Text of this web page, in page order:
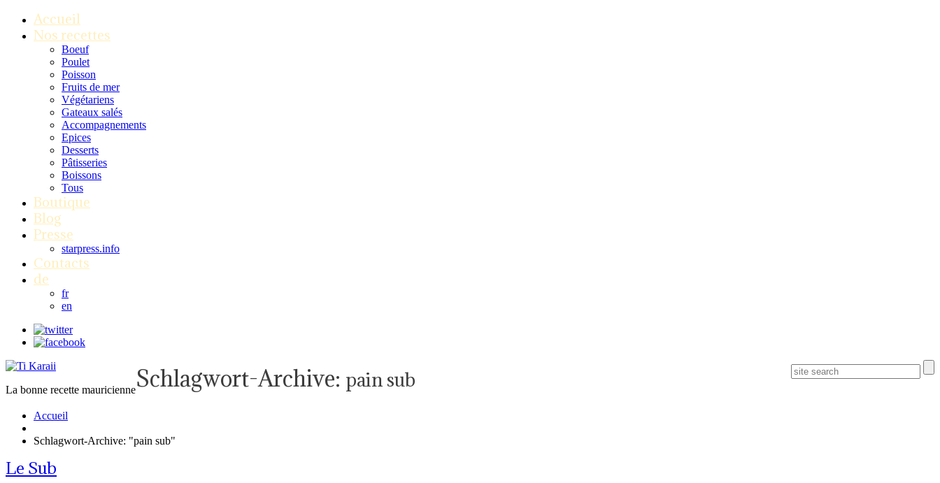
Accueil
Nos recettes
Boeuf
Poulet
Poisson
Fruits de mer
Végétariens
Gateaux salés
Accompagnements
Epices
Desserts
Pâtisseries
Boissons
Tous
Boutique
Blog
Presse
starpress.info
Contacts
de
fr
en
La bonne recette mauricienneSchlagwort-Archive: pain sub
Accueil
Schlagwort-Archive: "pain sub"
Le Sub